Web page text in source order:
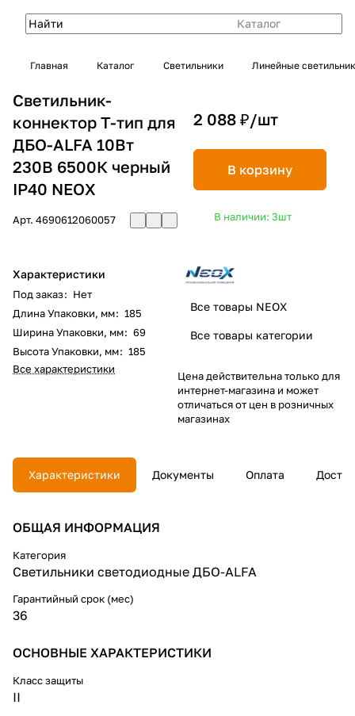
Каталог
Главная Каталог Светильники Линейные
Светильник-
коннектор T-тип для
ДБО-ALFA 10Вт
230В 6500К черный
IP40 NEOX
Арт. 4690612060057
Характеристики
Под заказ: Нет
Длина Упаковки, мм: 185
Ширина Упаковки, мм: 69
Высота Упаковки, мм: 185
Все характеристики
2 088 ₽/шт
В корзину
В наличии: 3шт
Все товары NEOX
Все товары категории
Цена действительна только для
интернет-магазина и может
отличаться от цен в розничных
магазинах
Характеристики Документы Оплата
ОБЩАЯ ИНФОРМАЦИЯ
Категория
Светильники светодиодные ДБО-ALFA
Гарантийный срок (мес)
36
ОСНОВНЫЕ ХАРАКТЕРИСТИКИ
Класс защиты
II